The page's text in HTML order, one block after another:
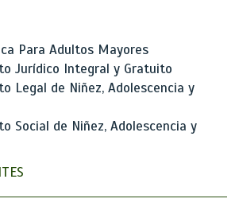
Para Adultos Mayores
Jurídico Integral y Gratuito
Legal de Niñez, Adolescencia y
Social de Niñez, Adolescencia y